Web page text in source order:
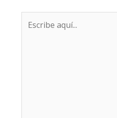
aquí...